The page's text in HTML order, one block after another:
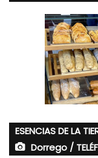
ESENCIAS DE LA
Dorrego /